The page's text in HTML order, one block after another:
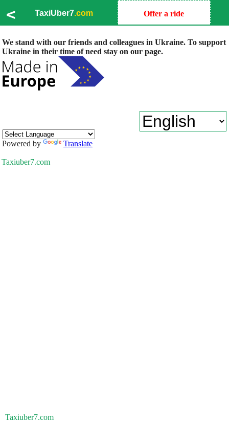
< TaxiUber7.com Offer a ride
We stand with our friends and colleagues in Ukraine. To support
Ukraine in their time of need stay on our page.
Powered by Translate
Taxiuber7.com
Taxiuber7.com